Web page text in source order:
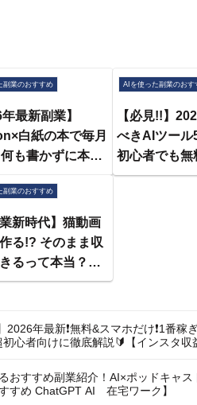
副業のおすすめ
年最新副業】
白紙の本で毎月
も書かずに本が
業を初心者向け
解説【在宅ワー
在庫販売】
AIを使った副業のおす
【必見!!】
べきAIツール
初心者でも無
オススメAIと
副業のおすすめ
業新時代】猫動画
る!? そのまま収
るって本当？
ーク】【チャッ
AI】#shorts
#ai副業
】2026年最新❗️無料&スマホだけ❗️1番
心者向けに徹底解説🔰【インスタ収
おすすめ副業紹介！AI×ポッドキャス
すめ ChatGPT AI 在宅ワーク】